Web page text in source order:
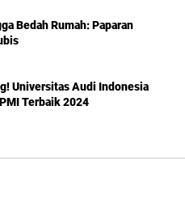
Bedah Rumah: Paparan
Universitas Audi Indonesia
Terbaik 2024